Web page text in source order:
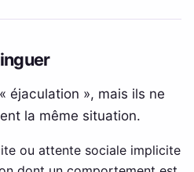
éjaculation », mais ils ne
la même situation.
ou attente sociale implicite